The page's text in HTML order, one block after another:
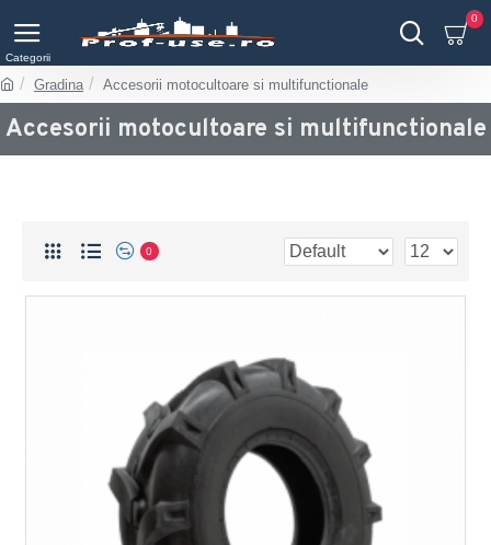
0
Gradina Accesorii motocultoare si multifunctionale
Accesorii motocultoare si multifunctionale
0